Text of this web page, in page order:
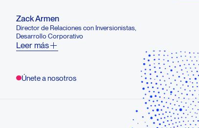
Zack Armen
Director de Relaciones con Inversionistas,
Desarrollo Corporativo
Leer más
Únete a nosotros